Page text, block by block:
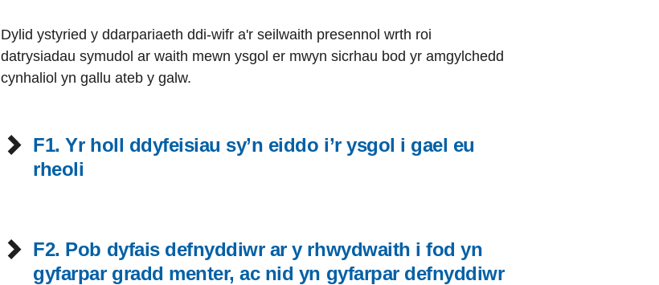
Dylid ystyried y ddarpariaeth ddi-wifr a'r seilwaith presennol wrth roi
datrysiadau symudol ar waith mewn ysgol er mwyn sicrhau bod yr amgylchedd
cynhaliol yn gallu ateb y galw.
F1. Yr holl ddyfeisiau sy’n eiddo i’r ysgol i gael eu
rheoli
F2. Pob dyfais defnyddiwr ar y rhwydwaith i fod yn
gyfarpar gradd menter, ac nid yn gyfarpar defnyddiwr